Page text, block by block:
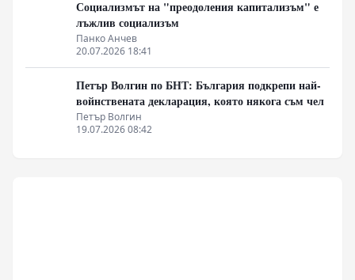
Социализмът на "преодоления капитализъм" е
лъжлив социализъм
Панко Анчев
20.07.2026 18:41
Петър Волгин по БНТ: България подкрепи най-
войнствената декларация, която някога съм чел
Петър Волгин
19.07.2026 08:42